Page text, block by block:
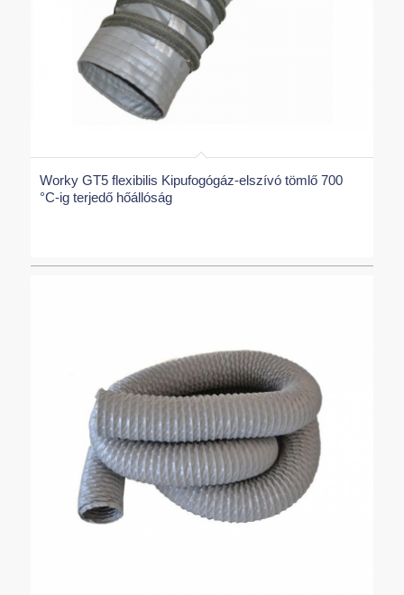
Worky GT5 flexibilis Kipufogógáz-elszívó tömlő 700
°C-ig terjedő hőállóság